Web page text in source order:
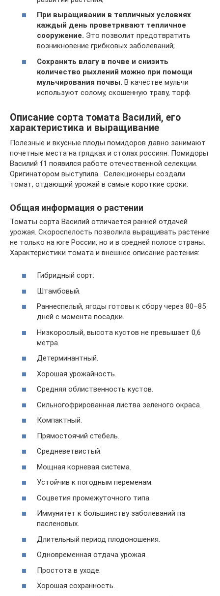
При выращивании в тепличных условиях
каждый день проветривают тепличное
сооружение. Это позволит предотвратить
возникновение грибковых заболеваний;
Сохранить влагу в почве и снизить
количество рыхлений можно при помощи
мульчирования почвы. В качестве мульчи
используют солому, скошенную траву, торф.
Описание сорта томата Василий, его
характеристика и выращивание
Полезные и вкусные плоды помидоров давно занимают
почетные места на грядках и столах россиян. Помидоры
Василий f1 появился работе отечественной селекции.
Оригинатором выступила . Селекционеры создали
томат, отдающий урожай в самые короткие сроки.
Общая информация о растении
Томаты сорта Василий отличается ранней отдачей
урожая. Скороспелость позволила выращивать растение
не только на юге России, но и в средней полосе страны.
Характеристики томата и внешнее описание растения:
Гибридный сорт.
Штамбовый.
Раннеспелый, ягоды готовы к сбору через 80–85
дней с момента посадки.
Низкорослый, высота кустов не превышает 0,6
метра.
Детерминантный.
Хорошая урожайность.
Средняя облиственность кустов.
Сильногофрированная листва зеленого окраса.
Компактный.
Прямостоячий стебель.
Средневетвистый.
Мощная корневая система.
Устойчив к погодным переменам.
Соцветия промежуточного типа.
Иммунитет к большинству заболеваний па
пасленовых.
Длительный период плодоношения.
Одновременная отдача урожая.
Простота в уходе.
Хорошая сохранность.